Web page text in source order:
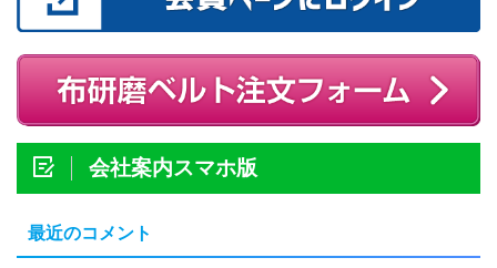
会社案内スマホ版
最近のコメント